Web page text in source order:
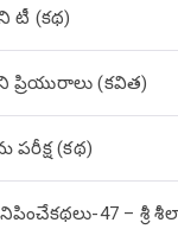
టీ (కథ)
ప్రియురాలు (కవిత)
పరీక్ష (క‌థ‌)
47 – శ్రీ